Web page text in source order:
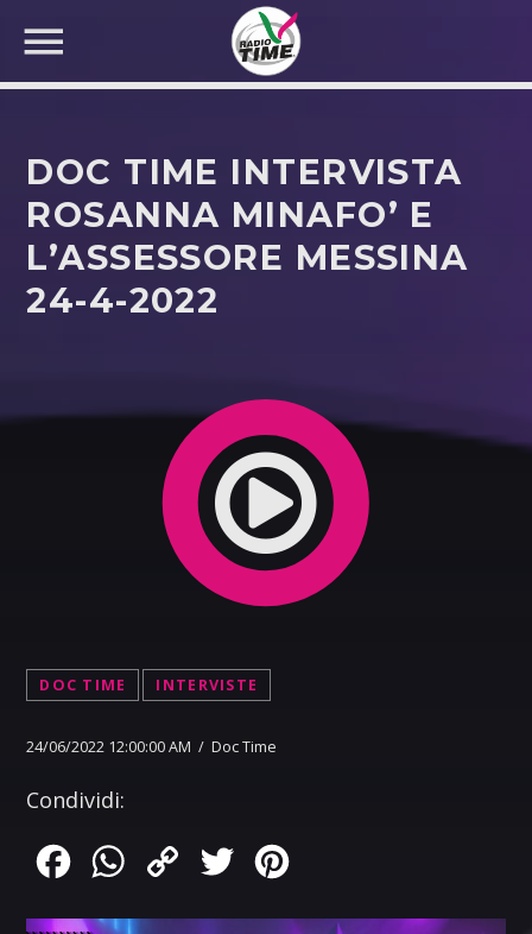
CERCA NEL SITO WEB:
DOC TIME INTERVISTA
ROSANNA MINAFO’ E
L’ASSESSORE MESSINA
24-4-2022
DOC TIME INTERVISTE
24/06/2022 12:00:00 AM / Doc Time
Condividi:
FacebookWhatsApp
Copy
Twitter